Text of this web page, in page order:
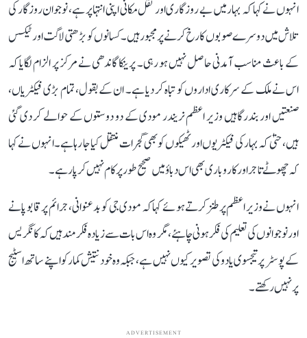
انہوں نے کہا کہ بہار میں بے روزگاری اور نقل مکانی اپنی انتہا پر ہے، نوجوان روزگار کی
تلاش میں دوسرے صوبوں کا رخ کرنے پر مجبور ہیں۔ کسانوں کو بڑھتی لاگت اور ٹیکس
کے باعث مناسب آمدنی حاصل نہیں ہو رہی۔ پرینکا گاندھی نے مرکز پر الزام لگایا کہ
اس نے ملک کے سرکاری اداروں کو تباہ کر دیا ہے۔ ان کے بقول، تمام بڑی فیکٹریاں،
صنعتیں اور بندرگاہیں وزیر اعظم نریندر مودی کے دو دوستوں کے حوالے کر دی گئی
ہیں، حتیٰ کہ بہار کی فیکٹریوں اور ٹھیکوں کو بھی گجرات منتقل کیا جا رہا ہے۔ انہوں نے کہا
کہ چھوٹے تاجر اور کاروباری بھی اس دباؤ میں صحیح طور پر کام نہیں کر پا رہے۔
انہوں نے وزیر اعظم پر طنز کرتے ہوئے کہا کہ مودی جی کو بدعنوانی، جرائم پر قابو پانے
اور نوجوانوں کی تعلیم کی فکر ہونی چاہئے، مگر وہ اس بات سے زیادہ فکرمند ہیں کہ کانگریس
کے پوسٹر پر تیجسوی یادو کی تصویر کیوں نہیں ہے، جبکہ وہ خود نتیش کمار کو اپنے ساتھ اسٹیج
پر نہیں رکھتے۔
ADVERTISEMENT